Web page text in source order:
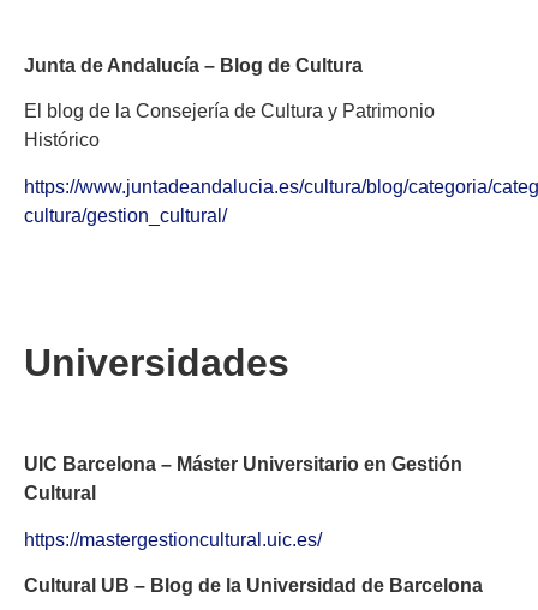
Junta de Andalucía – Blog de Cultura
El blog de la Consejería de Cultura y Patrimonio
Histórico
https://www.juntadeandalucia.es/cultura/blog/categoria/
cultura/gestion_cultural/
Universidades
UIC Barcelona – Máster Universitario en Gestión
Cultural
https://mastergestioncultural.uic.es/
Cultural UB – Blog de la Universidad de Barcelona